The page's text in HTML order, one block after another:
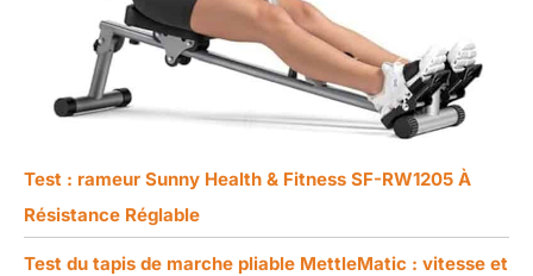
Test : rameur Sunny Health & Fitness SF-RW1205 À
Résistance Réglable
Test du tapis de marche pliable MettleMatic : vitesse et